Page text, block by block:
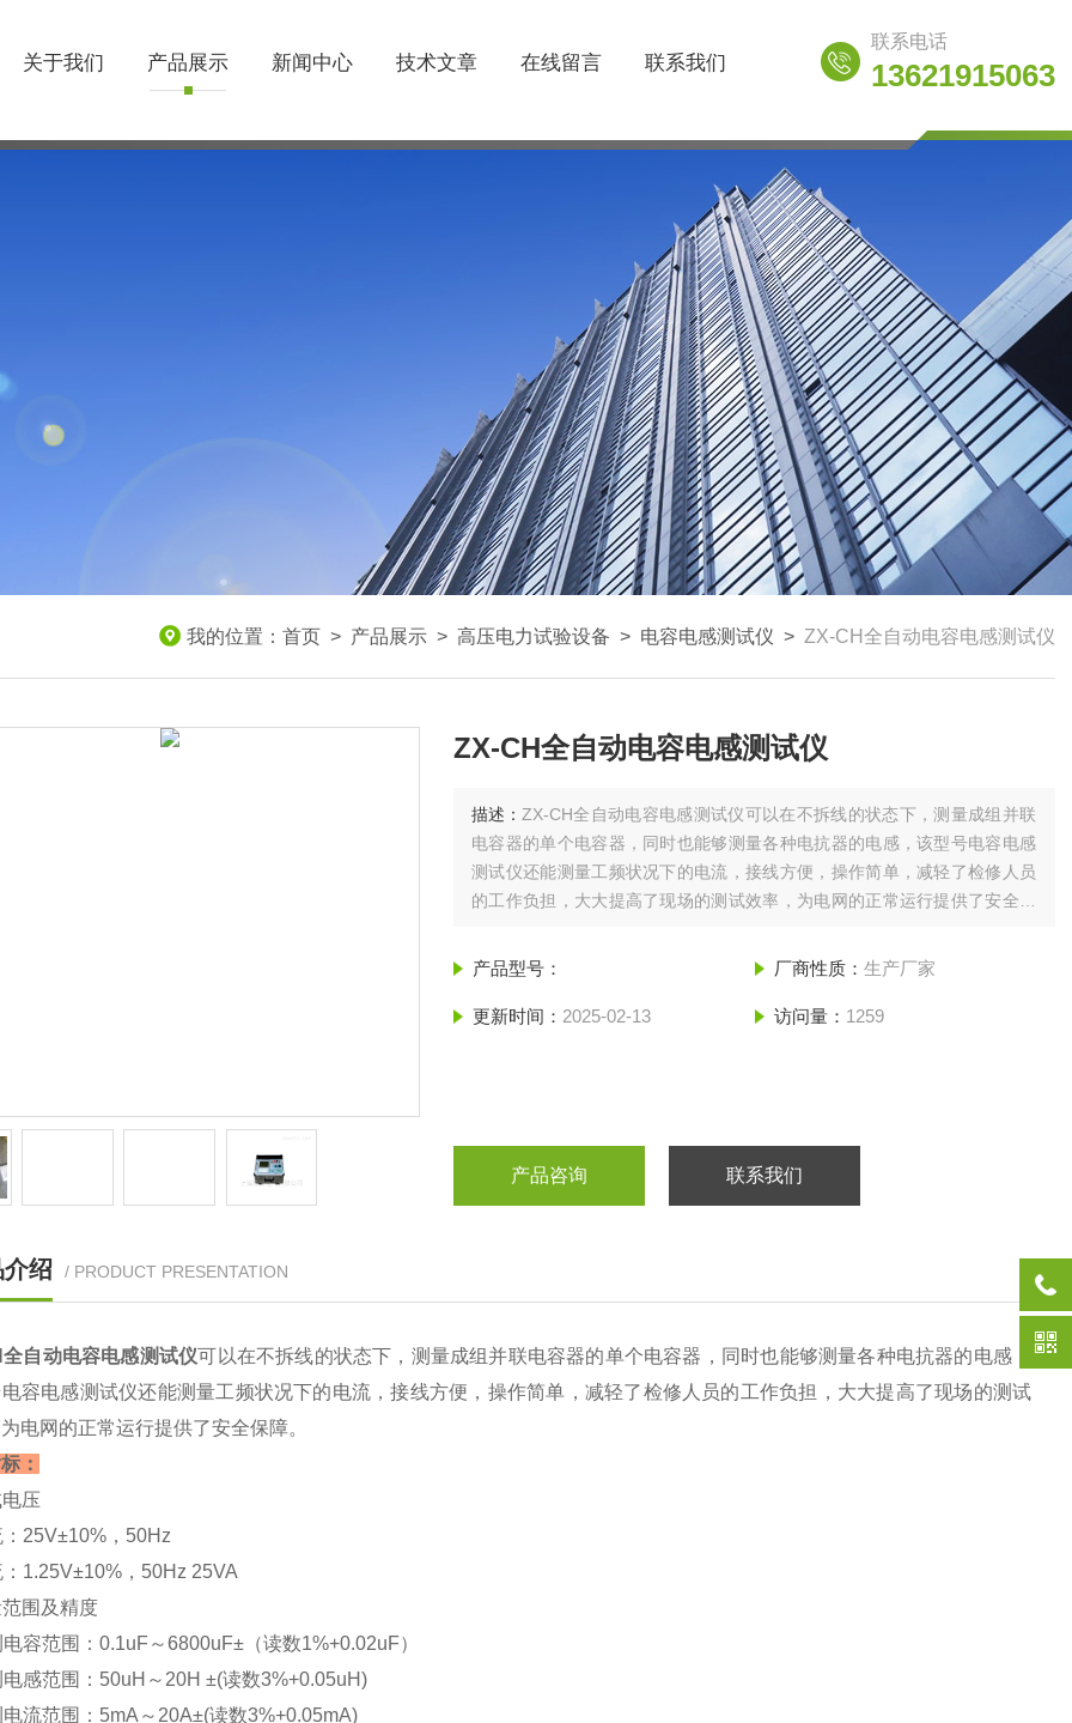
关于我们 产品展示 新闻中心 技术文章 在线留言 联系我们
联系电话
13621915063
我的位置： 首页 > 产品展示 > 高压电力试验设备 > 电容电感测试仪 > ZX-CH全自动电容电感测试仪
ZX-CH全自动电容电感测试仪
描述： ZX-CH全自动电容电感测试仪可以在不拆线的状态下，测量成组并联
电容器的单个电容器，同时也能够测量各种电抗器的电感，该型号电容电感
测试仪还能测量工频状况下的电流，接线方便，操作简单，减轻了检修人员
的工作负担，大大提高了现场的测试效率，为电网的正常运行提供了安全保
产品型号： 厂商性质： 生产厂家
更新时间： 2025-02-13 访问量： 1259
产品咨询 联系我们
绍 / PRODUCT PRESENTATION
自动电容电感测试仪可以在不拆线的状态下，测量成组并联电容器的单个电容器，同时也能够测量各种电抗器的电感，
容电感测试仪还能测量工频状况下的电流，接线方便，操作简单，减轻了检修人员的工作负担，大大提高了现场的测试
电网的正常运行提供了安全保障。
：
压
25V±10%，50Hz
1.25V±10%，50Hz 25VA
围及精度
容范围：0.1uF～6800uF±（读数1%+0.02uF）
感范围：50uH～20H ±(读数3%+0.05uH)
流范围：5mA～20A±(读数3%+0.05mA)